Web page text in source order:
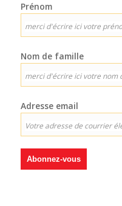
Prénom
Nom de famille
Adresse email